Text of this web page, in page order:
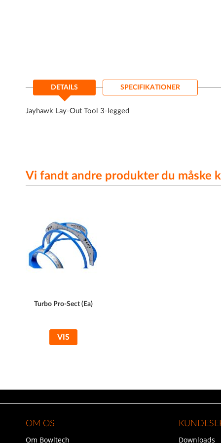
DETAILS
Jayhawk Lay-Out Tool 3-legged
SPECIFIKATIONER
Vi fandt andre produkter du måske
Turbo Pro-Sect (Ea)
VIS
OM OS
Om Bowltech Downloads